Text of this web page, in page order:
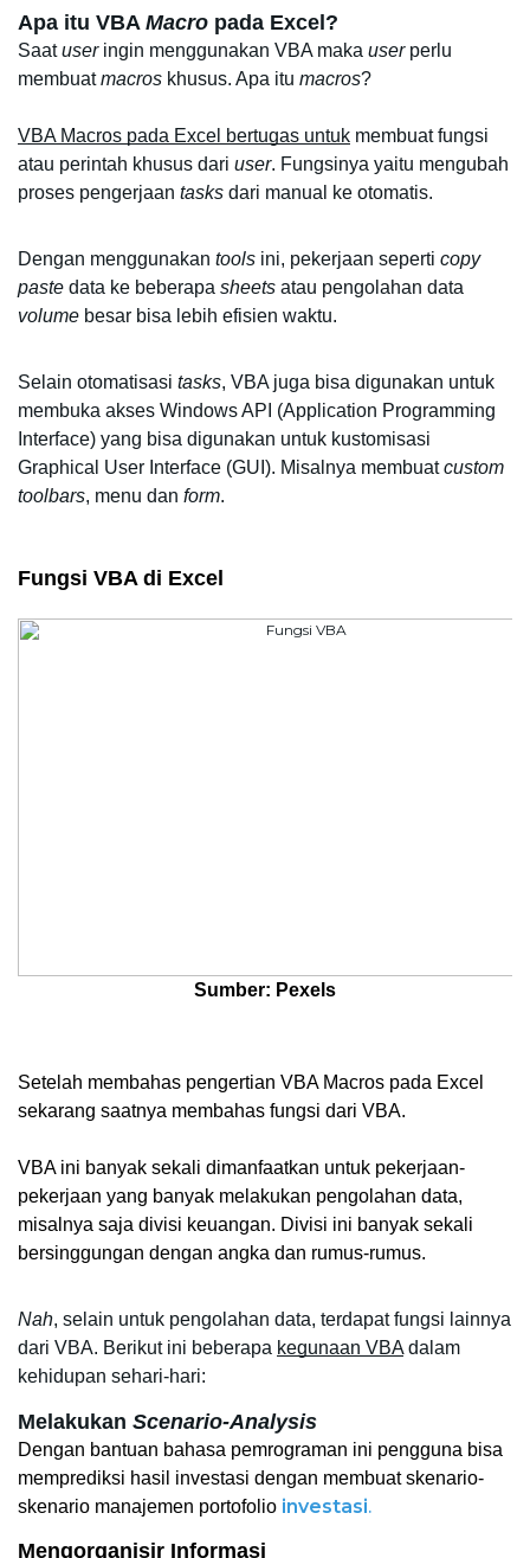
Apa itu VBA Macro pada Excel?
Saat user ingin menggunakan VBA maka user perlu
membuat macros khusus. Apa itu macros?
VBA Macros pada Excel bertugas untuk membuat fungsi
atau perintah khusus dari user. Fungsinya yaitu mengubah
proses pengerjaan tasks dari manual ke otomatis.
Dengan menggunakan tools ini, pekerjaan seperti copy
paste data ke beberapa sheets
volume besar bisa lebih efisien waktu.
Selain otomatisasi tasks, VBA juga bisa digunakan untuk
membuka akses Windows API (Application Programming
Interface) yang bisa digunakan untuk kustomisasi
Graphical User Interface (GUI). Misalnya membuat custom
toolbars, menu dan form.
Fungsi VBA di Excel
Sumber: Pexels
Setelah membahas pengertian VBA Macros pada Excel
sekarang saatnya membahas fungsi dari VBA.
VBA ini banyak sekali dimanfaatkan untuk pekerjaan-
pekerjaan yang banyak melakukan pengolahan data,
misalnya saja divisi keuangan. Divisi ini banyak sekali
bersinggungan dengan angka dan rumus-rumus.
Nah, selain untuk pengolahan data, terdapat fungsi lainnya
dari VBA. Berikut ini beberapa kegunaan VBA dalam
kehidupan sehari-hari:
Melakukan Scenario-Analysis
Dengan bantuan bahasa pemrograman ini pengguna bisa
memprediksi hasil investasi dengan membuat skenario-
skenario manajemen portofolio investasi.
Mengorganisir Informasi